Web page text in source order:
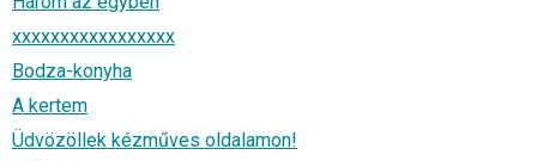
xxxxxxxxxxxxxxxxx
Bodza-konyha
A kertem
Üdvözöllek kézműves oldalamon!